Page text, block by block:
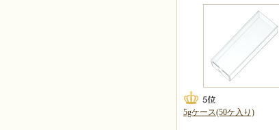
5gケース(50ケ入り)